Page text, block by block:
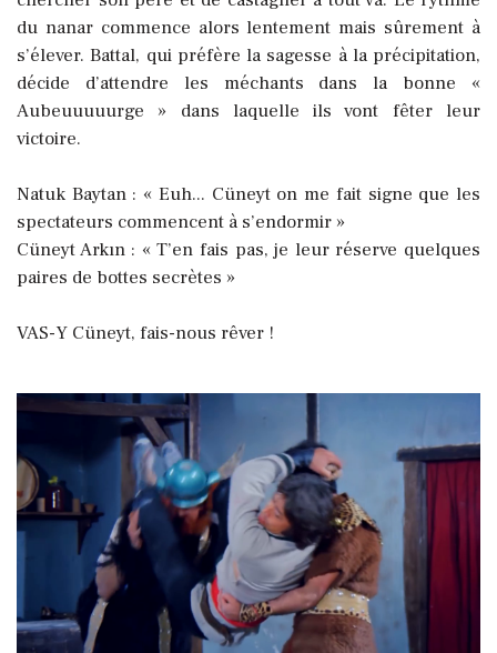
du nanar commence alors lentement mais sûrement à
s’élever. Battal, qui préfère la sagesse à la précipitation,
décide d’attendre les méchants dans la bonne «
Aubeuuuuurge » dans laquelle ils vont fêter leur
victoire.
Natuk Baytan : « Euh... Cüneyt on me fait signe que les
spectateurs commencent à s’endormir »
Cüneyt Arkın : « T’en fais pas, je leur réserve quelques
paires de bottes secrètes »
VAS-Y Cüneyt, fais-nous rêver !